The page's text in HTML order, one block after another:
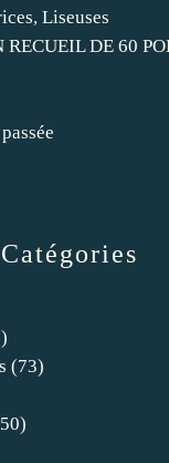
Catégories
(73)
Liseuses
DE 60